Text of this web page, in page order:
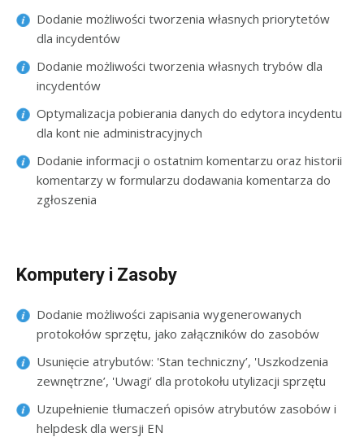
Dodanie możliwości tworzenia własnych priorytetów
dla incydentów
Dodanie możliwości tworzenia własnych trybów dla
incydentów
Optymalizacja pobierania danych do edytora incydentu
dla kont nie administracyjnych
Dodanie informacji o ostatnim komentarzu oraz historii
komentarzy w formularzu dodawania komentarza do
zgłoszenia
Komputery i Zasoby
Dodanie możliwości zapisania wygenerowanych
protokołów sprzętu, jako załączników do zasobów
Usunięcie atrybutów: 'Stan techniczny’, 'Uszkodzenia
zewnętrzne’, 'Uwagi’ dla protokołu utylizacji sprzętu
Uzupełnienie tłumaczeń opisów atrybutów zasobów i
helpdesk dla wersji EN